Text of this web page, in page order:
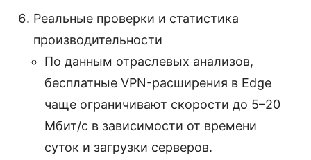
Реальные проверки и статистика
производительности
По данным отраслевых анализов,
бесплатные VPN-расширения в Edge
чаще ограничивают скорости до 5–20
Мбит/с в зависимости от времени
суток и загрузки серверов.